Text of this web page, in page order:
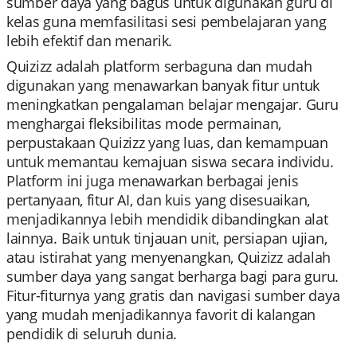
kelas guna memfasilitasi sesi pembelajaran yang
lebih efektif dan menarik.
Quizizz adalah platform serbaguna dan mudah
digunakan yang menawarkan banyak fitur untuk
meningkatkan pengalaman belajar mengajar. Guru
menghargai fleksibilitas mode permainan,
perpustakaan Quizizz yang luas, dan kemampuan
untuk memantau kemajuan siswa secara individu.
Platform ini juga menawarkan berbagai jenis
pertanyaan, fitur AI, dan kuis yang disesuaikan,
menjadikannya lebih mendidik dibandingkan alat
lainnya. Baik untuk tinjauan unit, persiapan ujian,
atau istirahat yang menyenangkan, Quizizz adalah
sumber daya yang sangat berharga bagi para guru.
Fitur-fiturnya yang gratis dan navigasi sumber daya
yang mudah menjadikannya favorit di kalangan
pendidik di seluruh dunia.